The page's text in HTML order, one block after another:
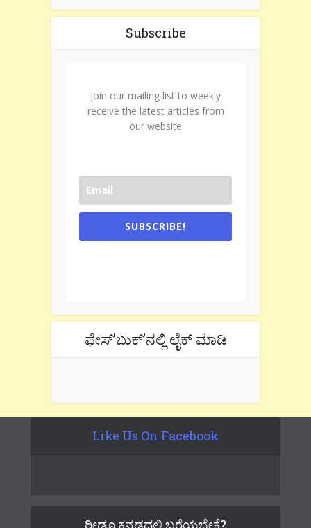
Subscribe
Join our mailing list to weekly
receive the latest articles from
our website
SUBSCRIBE!
ಫೇಸ್’ಬುಕ್’ನಲ್ಲಿ ಲೈಕ್ ಮಾಡಿ
Like Us On Facebook
ರೀಡೂ ಕನ್ನಡದಲ್ಲಿ ಬರೆಯಬೇಕೆ?